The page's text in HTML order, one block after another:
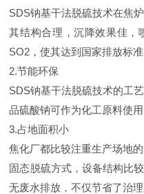
SDS钠基干法脱硫技术在焦
其结构合理，沉降效果佳，
SO2，使其达到国家排放标准
2.节能环保
SDS钠基干法脱硫技术的工
品硫酸钠可作为化工原料使
3.占地面积小
焦化厂都比较注重生产场地
固态脱硫方式，设备结构比
无废水排放，不仅节省了治